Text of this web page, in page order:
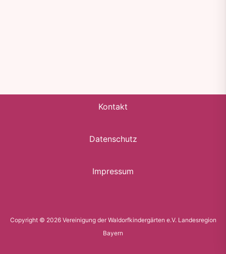
Kontakt
Datenschutz
Impressum
Copyright © 2026 Vereinigung der Waldorfkindergärten e.V. Landesregion
Bayern